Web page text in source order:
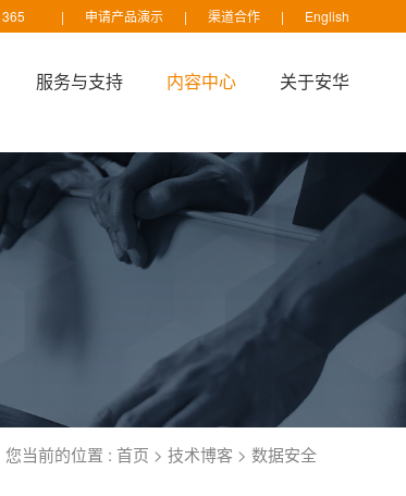
| 申请产品演示 | 渠道合作 | English
服务与支持 内容中心 关于安华
您当前的位置 : 首页 > 技术博客 > 数据安全